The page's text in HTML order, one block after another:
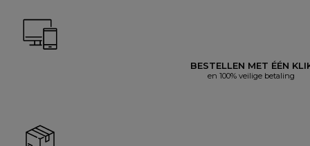
BESTELLEN MET ÉÉN
en 100% veilige betaling